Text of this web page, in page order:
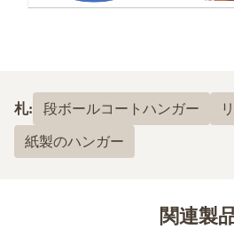
札: 段ボールコートハンガー
紙製のハンガー
関連製